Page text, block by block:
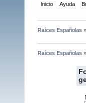
Inicio Ayuda
Raíces Españolas »
Raíces Españolas »